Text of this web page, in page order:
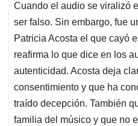
Cuando el audio se viralizó
ser falso. Sin embargo, fue
Patricia Acosta el que cayó
reafirma lo que dice en los
autenticidad. Acosta deja
consentimiento y que ha
traído decepción. También
familia del músico y que no